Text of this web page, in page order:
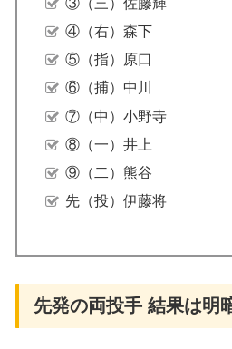
④（右）森下
⑤（指）原口
⑥（捕）中川
⑦（中）小野寺
⑧（一）井上
⑨（二）熊谷
先（投）伊藤将
先発の両投手 結果は明